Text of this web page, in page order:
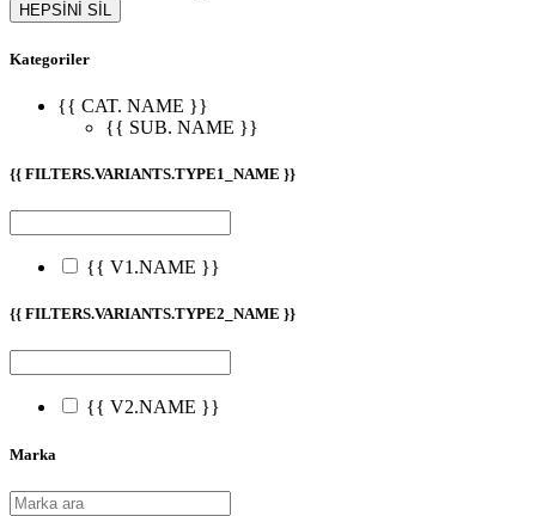
HEPSİNİ SİL
Kategoriler
{{ CAT. NAME }}
{{ SUB. NAME }}
{{ FILTERS.VARIANTS.TYPE1_NAME }}
{{ V1.NAME }}
{{ FILTERS.VARIANTS.TYPE2_NAME }}
{{ V2.NAME }}
Marka